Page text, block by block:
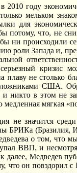
2010 году
мельком
для
потому, что, не
ни происходили
роли Запада и,
кризис
плаву не столько
США.
никто в этом не
медленная мягкая
не значится
БРИКа (Бразилия,
о том, что
ВВП, и
далее, Медведев
что он повздорил